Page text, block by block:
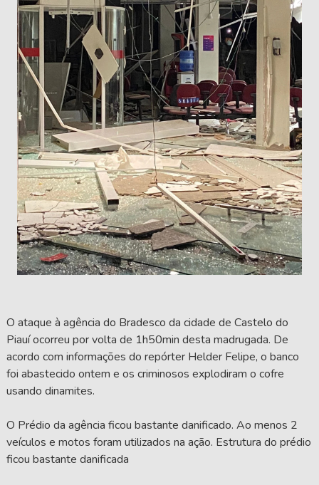
O ataque à agência do Bradesco da cidade de Castelo do
Piauí ocorreu por volta de 1h50min desta madrugada. De
acordo com informações do repórter Helder Felipe, o banco
foi abastecido ontem e os criminosos explodiram o cofre
usando dinamites.
O Prédio da agência ficou bastante danificado. Ao menos 2
veículos e motos foram utilizados na ação. Estrutura do prédio
ficou bastante danificada